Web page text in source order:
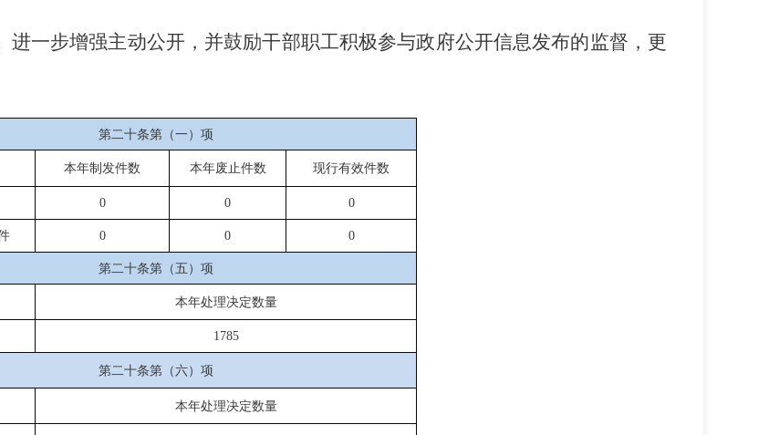
一步增强主动公开，并鼓励干部职工积极参与政府公开信息发布的监督，更
第二十条第（一）项
本年制发件数 本年废止件数 现行有效件数
0 0 0
0 0 0
第二十条第（五）项
本年处理决定数量
1785
第二十条第（六）项
本年处理决定数量